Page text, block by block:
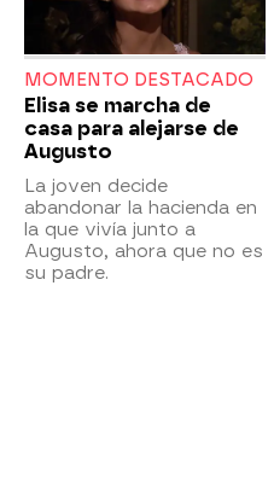
MOMENTO DESTACADO
Elisa se marcha de
casa para alejarse de
Augusto
La joven decide
abandonar la hacienda en
la que vivía junto a
Augusto, ahora que no es
su padre.